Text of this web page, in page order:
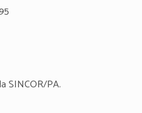
SINCOR/PA.